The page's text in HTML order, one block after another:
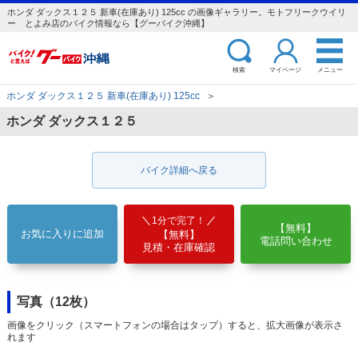
ホンダ ダックス１２５ 新車(在庫あり) 125cc の画像ギャラリー。モトフリークウイリ
ー とよみ店のバイク情報なら【グーバイク沖縄】
検索 マイページ メニュー
ホンダ ダックス１２５ 新車(在庫あり) 125cc ＞
ホンダ ダックス１２５
バイク詳細へ戻る
お気に入りに追加
1分で完了！
【無料】
見積・在庫確認
【無料】
電話問い合わせ
写真（12枚）
画像をクリック（スマートフォンの場合はタップ）すると、拡大画像が表示さ
れます